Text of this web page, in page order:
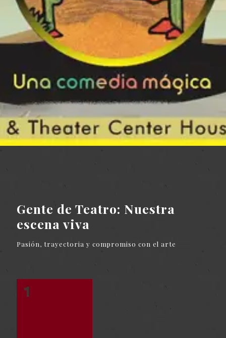
Gente de Teatro: Nuestra
escena viva
Pasión, trayectoria y compromiso con el arte